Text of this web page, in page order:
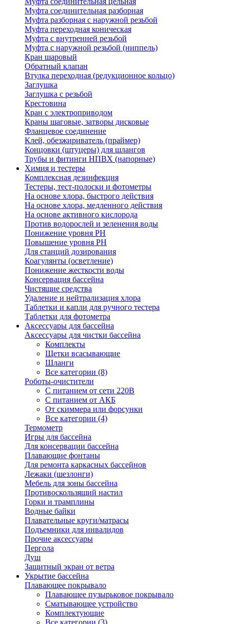
Муфта соединительная разборная
Муфта разборная с наружной резьбой
Муфта переходная коническая
Муфта с внутренней резьбой
Муфта с наружной резьбой (ниппель)
Кран шаровый
Обратный клапан
Втулка переходная (редукционное кольцо)
Заглушка
Заглушка с резьбой
Крестовина
Кран с электроприводом
Краны шаговые, затворы дисковые
Фланцевое соединение
Клей, обезжириватель (праймер)
Концовки (штуцеры) для шлангов
Трубы и фитинги НПВХ (напорные)
Химия и тестеры
Комплексная дезинфекция
Тестеры, тест-полоски и фотометры
На основе хлора, быстрого действия
На основе хлора, медленного действия
На основе активного кислорода
Против водорослей и зеленения воды
Понижение уровня РН
Повышение уровня РН
Для станций дозирования
Коагулянты (осветление)
Понижение жесткости воды
Консервация бассейна
Чистящие средства
Удаление и нейтрализация хлора
Таблетки и капли для ручного тестера
Таблетки для фотометра
Аксессуары для бассейна
Аксессуары для чистки бассейна
Комплекты
Щетки всасывающие
Шланги
Все категории (8)
Роботы-очистители
С питанием от сети 220В
С питанием от АКБ
От скиммера или форсунки
Все категории (4)
Термометр
Игры для бассейна
Для консервации бассейна
Плавающие фонтаны
Для ремонта каркасных бассейнов
Лежаки (шезлонги)
Мебель для зоны бассейна
Противоскользящий настил
Горки и трамплины
Водные байки
Плавательные круги/матрасы
Подъемники для инвалидов
Прочие аксессуары
Пергола
Душ
Защитный экран от ветра
Укрытие бассейна
Плавающее покрывало
Плавающее пузырьковое покрывало
Сматывающее устройство
Комплектующие
Все категории (3)